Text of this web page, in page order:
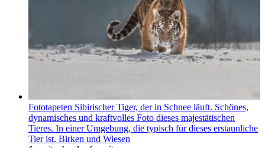
Fototapeten Sibirischer Tiger, der in Schnee läuft. Schönes,
dynamisches und kraftvolles Foto dieses majestätischen
Tieres. In einer Umgebung, die typisch für dieses erstaunliche
Tier ist. Birken und Wiesen